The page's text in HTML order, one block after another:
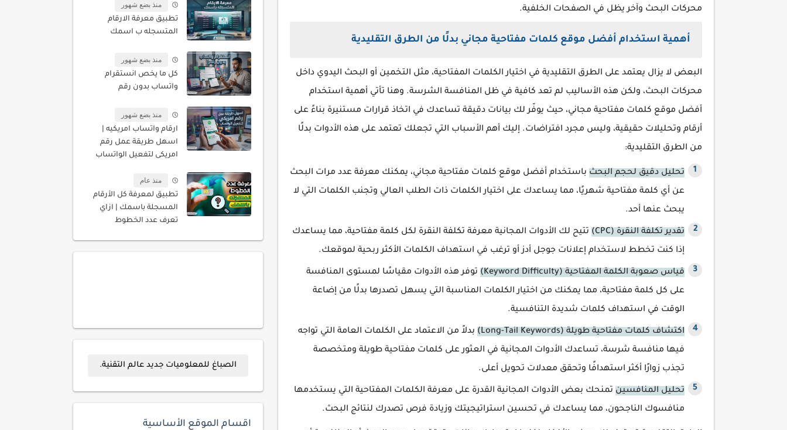
محركات البحث وآخر يظل في الصفحات الخلفية.
أهمية استخدام أفضل موقع كلمات مفتاحية مجاني بدلًا من الطرق التقليدية
البعض لا يزال يعتمد على الطرق التقليدية في اختيار الكلمات المفتاحية، مثل التخمين أو البحث اليدوي داخل
محركات البحث، ولكن هذه الأساليب لم تعد كافية في ظل المنافسة الشرسة. وهنا تأتي أهمية استخدام
أفضل موقع كلمات مفتاحية مجاني، حيث يوفّر لك بيانات دقيقة تساعدك في اتخاذ قرارات مستنيرة بناءً على
أرقام وتحليلات حقيقية، وليس مجرد افتراضات. إليك أهم الأسباب التي تجعلك تعتمد على هذه الأدوات بدلًا
من الطرق التقليدية:
تحليل دقيق لحجم البحث باستخدام أفضل موقع كلمات مفتاحية مجاني، يمكنك معرفة عدد مرات البحث
عن أي كلمة مفتاحية شهريًا، مما يساعدك على اختيار الكلمات ذات الطلب العالي وتجنب الكلمات التي لا
يبحث عنها أحد.
تقدير تكلفة النقرة (CPC)
تتيح لك الأدوات المجانية معرفة تكلفة النقرة لكل كلمة مفتاحية، مما يساعدك
إذا كنت تخطط لاستخدام إعلانات جوجل أدز أو ترغب في استهداف الكلمات الأكثر ربحية لموقعك.
قياس صعوبة الكلمة المفتاحية (Keyword Difficulty)
توفر هذه الأدوات مقياسًا لمستوى المنافسة
على كل كلمة مفتاحية، مما يمكنك من اختيار الكلمات المناسبة التي يسهل تصدرها بدلًا من إضاعة
الوقت في استهداف كلمات شديدة التنافسية.
اكتشاف كلمات مفتاحية طويلة (Long-Tail Keywords)
بدلاً من الاعتماد على الكلمات العامة التي تواجه
فيها منافسة شرسة، تساعدك الأدوات المجانية في العثور على كلمات مفتاحية طويلة ومتخصصة
تجذب زوارًا أكثر استهدافًا وتحقق معدلات تحويل أعلى.
تحليل المنافسين تمنحك بعض الأدوات المجانية القدرة على معرفة الكلمات المفتاحية التي يستخدمها
منافسوك الناجحون، مما يساعدك في تحسين استراتيجيتك وزيادة فرص تصدرك لنتائج البحث.
منذ بضع شهور
تطبيق معرفة الارقام
المتسجله ب اسمك
منذ بضع شهور
كل ما يخص انستقرام
واتساب بدون رقم
منذ بضع شهور
ارقام واتساب امريكيه |
اسهل طريقة عمل رقم
امريكى لتفعيل الواتساب
منذ عام
تطبيق لمعرفة كل الأرقام
المسجلة باسمك | ازاي
تعرف عدد الخطوط
الصباغ للمعلوميات جديد عالم التقنية.
اقسام الموقع الأساسية